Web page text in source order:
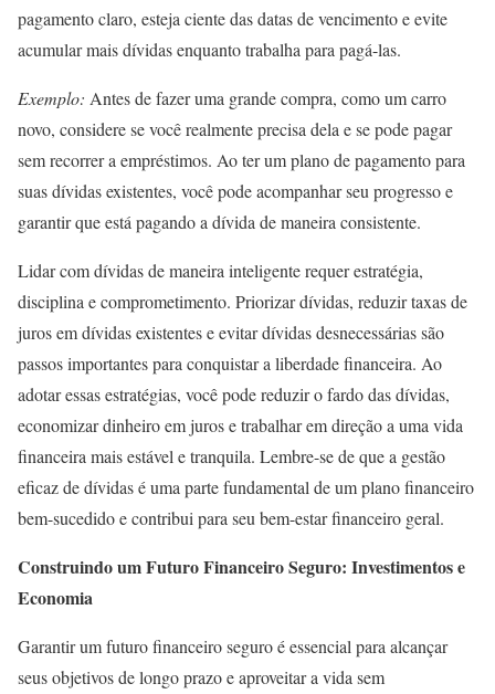
pagamento claro, esteja ciente das datas de vencimento e evite
acumular mais dívidas enquanto trabalha para pagá-las.
Exemplo: Antes de fazer uma grande compra, como um carro
novo, considere se você realmente precisa dela e se pode pagar
sem recorrer a empréstimos. Ao ter um plano de pagamento para
suas dívidas existentes, você pode acompanhar seu progresso e
garantir que está pagando a dívida de maneira consistente.
Lidar com dívidas de maneira inteligente requer estratégia,
disciplina e comprometimento. Priorizar dívidas, reduzir taxas de
juros em dívidas existentes e evitar dívidas desnecessárias são
passos importantes para conquistar a liberdade financeira. Ao
adotar essas estratégias, você pode reduzir o fardo das dívidas,
economizar dinheiro em juros e trabalhar em direção a uma vida
financeira mais estável e tranquila. Lembre-se de que a gestão
eficaz de dívidas é uma parte fundamental de um plano financeiro
bem-sucedido e contribui para seu bem-estar financeiro geral.
Construindo um Futuro Financeiro Seguro: Investimentos e
Economia
Garantir um futuro financeiro seguro é essencial para alcançar
seus objetivos de longo prazo e aproveitar a vida sem